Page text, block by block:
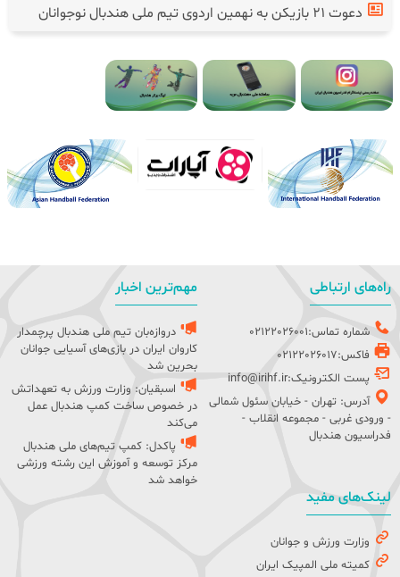
دعوت ۲۱ بازیکن به نهمین اردوی تیم ملی هندبال نوجوانان
راه‌های ارتباطی
شماره تماس:02122026001
فاکس:02122026017
پست الکترونیک:info@irihf.ir
آدرس: تهران - خیابان سئول شمالی
- ورودی غربی - مجموعه انقلاب -
فدراسیون هندبال
مهم‌ترین اخبار
دروازه‌بان تیم ملی هندبال پرچمدار
کاروان ایران در بازی‌های آسیایی جوانان
بحرین شد
اسبقیان: وزارت ورزش به تعهداتش
در خصوص ساخت کمپ هندبال عمل
می‌کند
پاکدل: کمپ تیم‌های ملی هندبال
مرکز توسعه و آموزش این رشته ورزشی
خواهد شد
لینک‌های مفید
وزارت ورزش و جوانان
کمیته ملی المپیک ایران